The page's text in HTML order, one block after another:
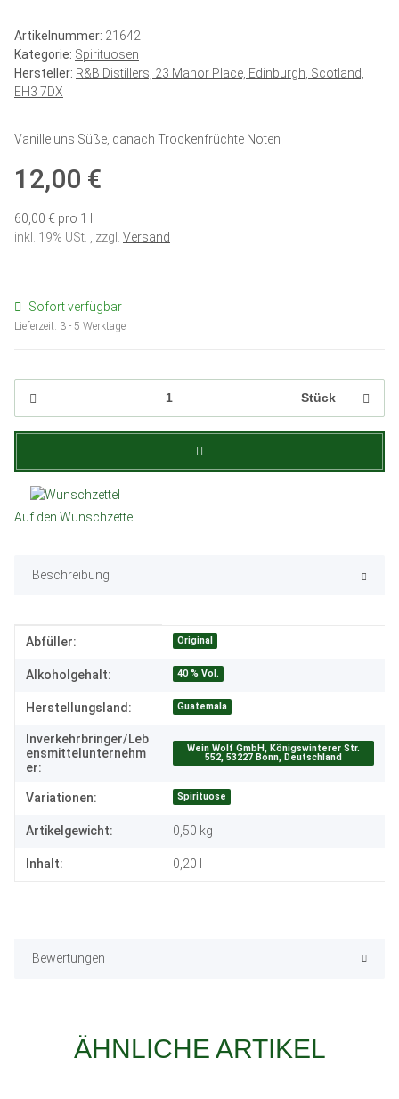
Artikelnummer: 21642
Kategorie: Spirituosen
Hersteller: R&B Distillers, 23 Manor Place, Edinburgh, Scotland,
EH3 7DX
Vanille uns Süße, danach Trockenfrüchte Noten
12,00 €
60,00 € pro 1 l
inkl. 19% USt. , zzgl. Versand
Sofort verfügbar
Lieferzeit: 3 - 5 Werktage
Stück
Auf den Wunschzettel
Beschreibung
Produkteigenschaft
Wert
Abfüller: Original
Alkoholgehalt: 40 % Vol.
Herstellungsland: Guatemala
Inverkehrbringer/Leb
ensmittelunternehm
er:
Wein Wolf GmbH, Königswinterer Str.
552, 53227 Bonn, Deutschland
Variationen: Spirituose
Artikelgewicht: 0,50 kg
Inhalt: 0,20 l
Bewertungen
ÄHNLICHE ARTIKEL